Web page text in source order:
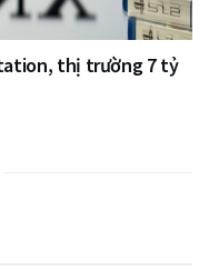
thị trường 7 tỷ